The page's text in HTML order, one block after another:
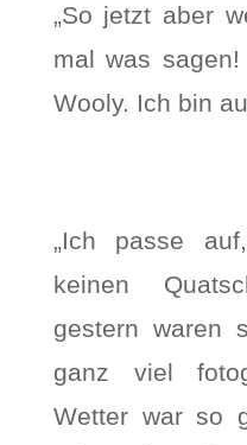
„So jetzt aber
mal was
Wooly. Ich bin
„Ich passe
keinen
gestern waren
ganz viel
Wetter war so